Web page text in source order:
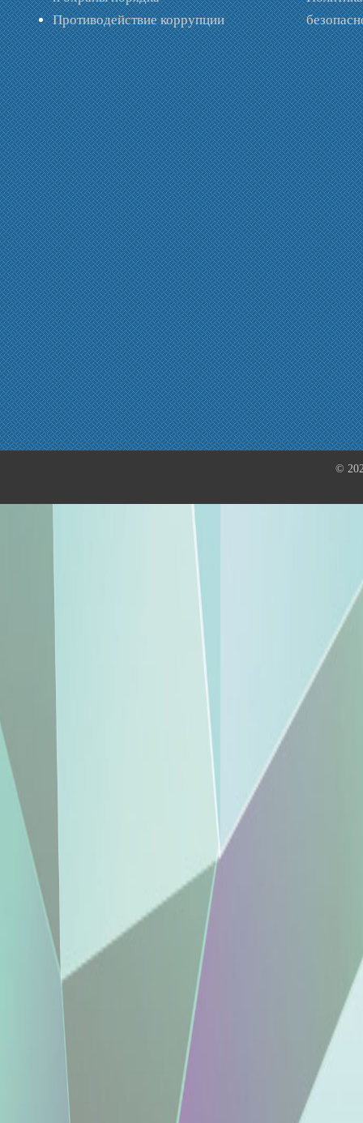
Противодействие коррупции
©